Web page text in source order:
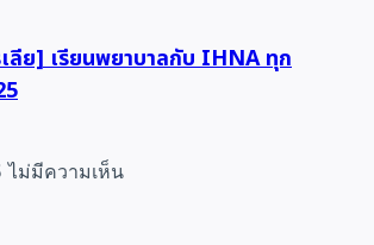
ลีย] เรียนพยาบาลกับ IHNA ทุก
ไม่มีความเห็น